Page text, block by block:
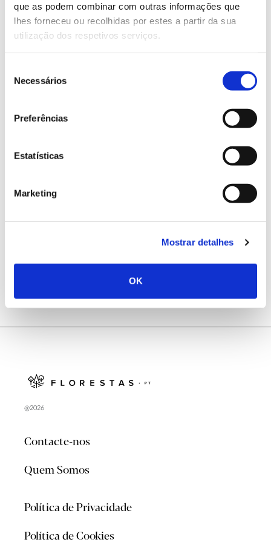
que as podem combinar com outras informações que
lhes forneceu ou recolhidas por estes a partir da sua
utilização dos respetivos serviços.
Necessários
Preferências
Estatísticas
Marketing
Mostrar detalhes
OK
Genoma do priolo e de outras espécies em risco:
conhecer para conservar
02.07.2026
Registar galhas de Trichi em acácia-das-espigas:
cidadãos chamados a ajudar
25.06.2026
@2026
Contacte-nos
Quem Somos
Política de Privacidade
Política de Cookies